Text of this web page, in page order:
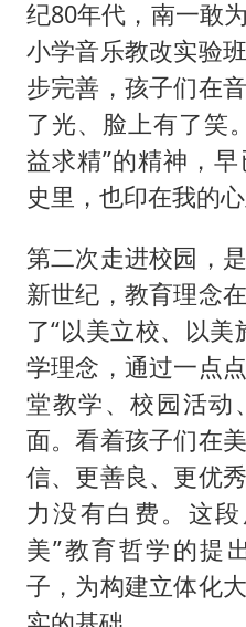
纪80年代，南一敢
小学音乐教改实验
步完善，孩子们在
了光、脸上有了笑
益求精”的精神，
史里，也印在我的心
第二次走进校园，
新世纪，教育理念
了“以美立校、以美
学理念，通过一点
堂教学、校园活动
面。看着孩子们在
信、更善良、更优
力没有白费。这
美”教育哲学的提
子，为构建立体化